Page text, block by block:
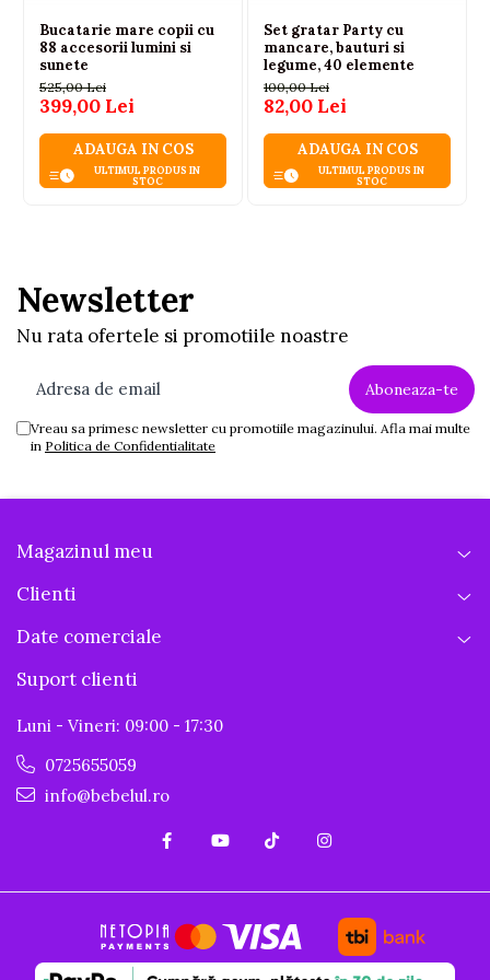
Bucatarie mare copii cu
88 accesorii lumini si
sunete
525,00 Lei
399,00 Lei
ADAUGA IN COS
ULTIMUL PRODUS IN
STOC
Set gratar Party cu
mancare, bauturi si
legume, 40 elemente
100,00 Lei
82,00 Lei
ADAUGA IN COS
ULTIMUL PRODUS IN
STOC
Newsletter
Nu rata ofertele si promotiile noastre
Vreau sa primesc newsletter cu promotiile magazinului. Afla mai multe
in Politica de Confidentialitate
Magazinul meu
Clienti
Date comerciale
Suport clienti
Luni - Vineri: 09:00 - 17:30
0725655059
info@bebelul.ro